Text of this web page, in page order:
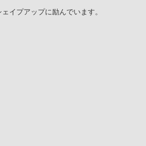
イプアップに励んでいます。